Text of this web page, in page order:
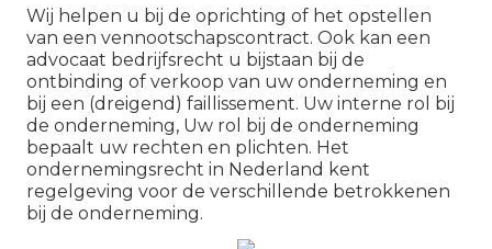
Wij helpen u bij de oprichting of het opstellen
van een vennootschapscontract. Ook kan een
advocaat bedrijfsrecht u bijstaan bij de
ontbinding of verkoop van uw onderneming en
bij een (dreigend) faillissement. Uw interne rol bij
de onderneming, Uw rol bij de onderneming
bepaalt uw rechten en plichten. Het
ondernemingsrecht in Nederland kent
regelgeving voor de verschillende betrokkenen
bij de onderneming.